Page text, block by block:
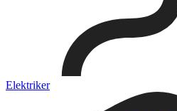
Elektriker